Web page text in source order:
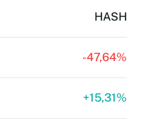
HASH
-47,64%
+15,31%